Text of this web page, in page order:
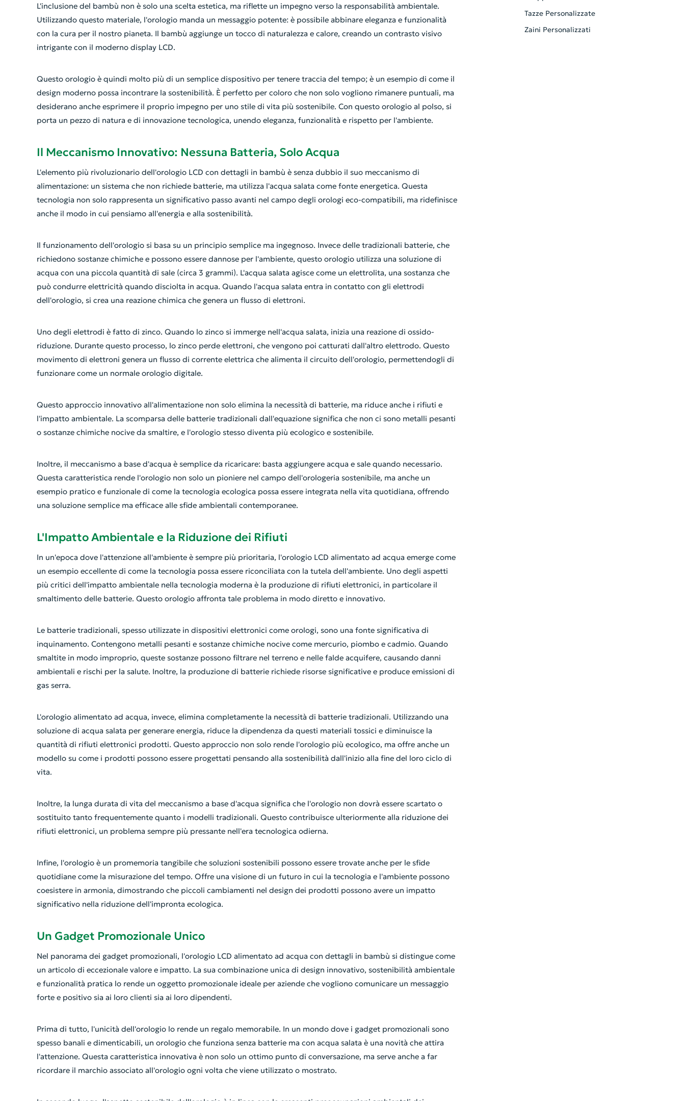
L'inclusione del bambù non è solo una scelta estetica, ma riflette un impegno verso la responsabilità ambientale.
Utilizzando questo materiale, l'orologio manda un messaggio potente: è possibile abbinare eleganza e funzionalità
con la cura per il nostro pianeta. Il bambù aggiunge un tocco di naturalezza e calore, creando un contrasto visivo
intrigante con il moderno display LCD.
Questo orologio è quindi molto più di un semplice dispositivo per tenere traccia del tempo; è un esempio di come il
design moderno possa incontrare la sostenibilità. È perfetto per coloro che non solo vogliono rimanere puntuali, ma
desiderano anche esprimere il proprio impegno per uno stile di vita più sostenibile. Con questo orologio al polso, si
porta un pezzo di natura e di innovazione tecnologica, unendo eleganza, funzionalità e rispetto per l'ambiente.
Il Meccanismo Innovativo: Nessuna Batteria, Solo Acqua
L'elemento più rivoluzionario dell'orologio LCD con dettagli in bambù è senza dubbio il suo meccanismo di
alimentazione: un sistema che non richiede batterie, ma utilizza l'acqua salata come fonte energetica. Questa
tecnologia non solo rappresenta un significativo passo avanti nel campo degli orologi eco-compatibili, ma ridefinisce
anche il modo in cui pensiamo all'energia e alla sostenibilità.
Il funzionamento dell'orologio si basa su un principio semplice ma ingegnoso. Invece delle tradizionali batterie, che
richiedono sostanze chimiche e possono essere dannose per l'ambiente, questo orologio utilizza una soluzione di
acqua con una piccola quantità di sale (circa 3 grammi). L'acqua salata agisce come un elettrolita, una sostanza che
può condurre elettricità quando disciolta in acqua. Quando l'acqua salata entra in contatto con gli elettrodi
dell'orologio, si crea una reazione chimica che genera un flusso di elettroni.
Uno degli elettrodi è fatto di zinco. Quando lo zinco si immerge nell'acqua salata, inizia una reazione di ossido-
riduzione. Durante questo processo, lo zinco perde elettroni, che vengono poi catturati dall'altro elettrodo. Questo
movimento di elettroni genera un flusso di corrente elettrica che alimenta il circuito dell'orologio, permettendogli di
funzionare come un normale orologio digitale.
Questo approccio innovativo all'alimentazione non solo elimina la necessità di batterie, ma riduce anche i rifiuti e
l'impatto ambientale. La scomparsa delle batterie tradizionali dall'equazione significa che non ci sono metalli pesanti
o sostanze chimiche nocive da smaltire, e l'orologio stesso diventa più ecologico e sostenibile.
Inoltre, il meccanismo a base d'acqua è semplice da ricaricare: basta aggiungere acqua e sale quando necessario.
Questa caratteristica rende l'orologio non solo un pioniere nel campo dell'orologeria sostenibile, ma anche un
esempio pratico e funzionale di come la tecnologia ecologica possa essere integrata nella vita quotidiana, offrendo
una soluzione semplice ma efficace alle sfide ambientali contemporanee.
L'Impatto Ambientale e la Riduzione dei Rifiuti
In un'epoca dove l'attenzione all'ambiente è sempre più prioritaria, l'orologio LCD alimentato ad acqua emerge come
un esempio eccellente di come la tecnologia possa essere riconciliata con la tutela dell'ambiente. Uno degli aspetti
più critici dell'impatto ambientale nella tecnologia moderna è la produzione di rifiuti elettronici, in particolare il
smaltimento delle batterie. Questo orologio affronta tale problema in modo diretto e innovativo.
Le batterie tradizionali, spesso utilizzate in dispositivi elettronici come orologi, sono una fonte significativa di
inquinamento. Contengono metalli pesanti e sostanze chimiche nocive come mercurio, piombo e cadmio. Quando
smaltite in modo improprio, queste sostanze possono filtrare nel terreno e nelle falde acquifere, causando danni
ambientali e rischi per la salute. Inoltre, la produzione di batterie richiede risorse significative e produce emissioni di
gas serra.
L'orologio alimentato ad acqua, invece, elimina completamente la necessità di batterie tradizionali. Utilizzando una
soluzione di acqua salata per generare energia, riduce la dipendenza da questi materiali tossici e diminuisce la
quantità di rifiuti elettronici prodotti. Questo approccio non solo rende l'orologio più ecologico, ma offre anche un
modello su come i prodotti possono essere progettati pensando alla sostenibilità dall'inizio alla fine del loro ciclo di
vita.
Inoltre, la lunga durata di vita del meccanismo a base d'acqua significa che l'orologio non dovrà essere scartato o
sostituito tanto frequentemente quanto i modelli tradizionali. Questo contribuisce ulteriormente alla riduzione dei
rifiuti elettronici, un problema sempre più pressante nell'era tecnologica odierna.
Infine, l'orologio è un promemoria tangibile che soluzioni sostenibili possono essere trovate anche per le sfide
quotidiane come la misurazione del tempo. Offre una visione di un futuro in cui la tecnologia e l'ambiente possono
coesistere in armonia, dimostrando che piccoli cambiamenti nel design dei prodotti possono avere un impatto
significativo nella riduzione dell'impronta ecologica.
Un Gadget Promozionale Unico
Nel panorama dei gadget promozionali, l'orologio LCD alimentato ad acqua con dettagli in bambù si distingue come
un articolo di eccezionale valore e impatto. La sua combinazione unica di design innovativo, sostenibilità ambientale
e funzionalità pratica lo rende un oggetto promozionale ideale per aziende che vogliono comunicare un messaggio
forte e positivo sia ai loro clienti sia ai loro dipendenti.
Prima di tutto, l'unicità dell'orologio lo rende un regalo memorabile. In un mondo dove i gadget promozionali sono
spesso banali e dimenticabili, un orologio che funziona senza batterie ma con acqua salata è una novità che attira
l'attenzione. Questa caratteristica innovativa è non solo un ottimo punto di conversazione, ma serve anche a far
ricordare il marchio associato all'orologio ogni volta che viene utilizzato o mostrato.
Tazze Personalizzate
Zaini Personalizzati